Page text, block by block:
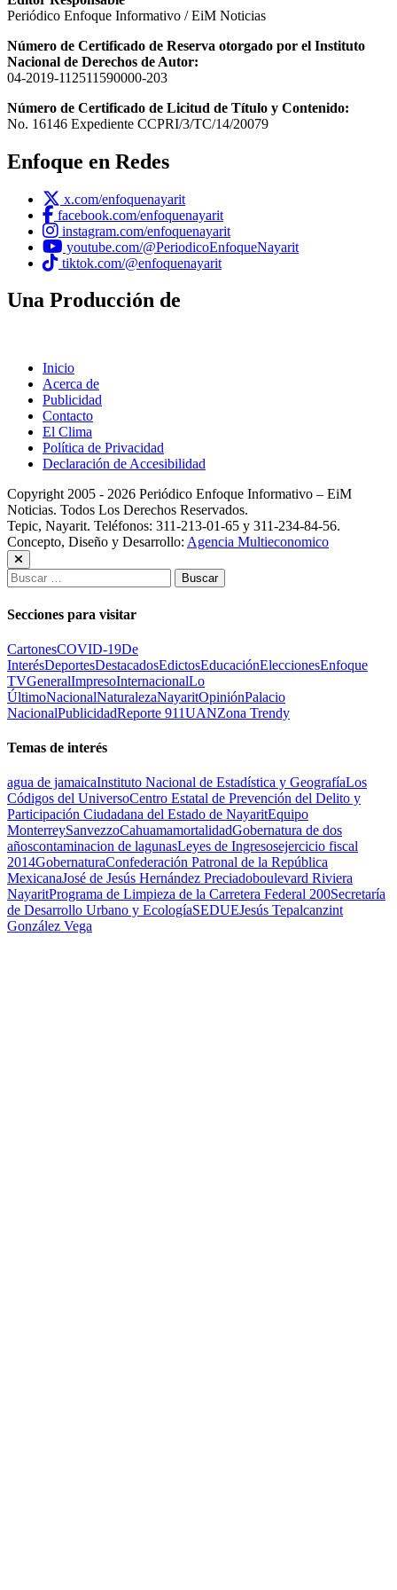
Periódico Enfoque Informativo / EiM Noticias
Número de Certificado de Reserva otorgado por el Instituto
Nacional de Derechos de Autor:
04-2019-112511590000-203
Número de Certificado de Licitud de Título y Contenido:
No. 16146 Expediente CCPRI/3/TC/14/20079
Enfoque en Redes
x.com/enfoquenayarit
facebook.com/enfoquenayarit
instagram.com/enfoquenayarit
youtube.com/@PeriodicoEnfoqueNayarit
tiktok.com/@enfoquenayarit
Una Producción de
Inicio
Acerca de
Publicidad
Contacto
El Clima
Política de Privacidad
Declaración de Accesibilidad
Copyright 2005 - 2026 Periódico Enfoque Informativo – EiM
Noticias. Todos Los Derechos Reservados.
Tepic, Nayarit. Teléfonos: 311-213-01-65 y 311-234-84-56.
Concepto, Diseño y Desarrollo: Agencia Multieconomico
Buscar:
Secciones para visitar
CartonesCOVID-19De
InterésDeportesDestacadosEdictosEducaciónEleccionesEnfoque
TVGeneralImpresoInternacionalLo
ÚltimoNacionalNaturalezaNayaritOpiniónPalacio
NacionalPublicidadReporte 911UANZona Trendy
Temas de interés
agua de jamaicaInstituto Nacional de Estadística y GeografíaLos
Códigos del UniversoCentro Estatal de Prevención del Delito y
Participación Ciudadana del Estado de NayaritEquipo
MonterreySanvezzoCahuamamortalidadGobernatura de dos
añoscontaminacion de lagunasLeyes de Ingresosejercicio fiscal
2014GobernaturaConfederación Patronal de la República
MexicanaJosé de Jesús Hernández Preciadoboulevard Riviera
NayaritPrograma de Limpieza de la Carretera Federal 200Secretaría
de Desarrollo Urbano y EcologíaSEDUEJesús Tepalcanzint
González Vega